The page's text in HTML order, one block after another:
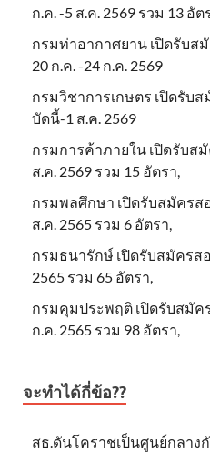
ก.ค. -5 ส.ค. 2569 รวม 13 อัต
กรมท่าอากาศยาน เปิดรับส
20 ก.ค. -24 ก.ค. 2569
กรมวิชาการเกษตร เปิดรับ
บัดนี้-1 ส.ค. 2569
กรมการค้าภายใน เปิดรับส
ส.ค. 2569 รวม 15 อัตรา,
กรมพลศึกษา เปิดรับสมัครส
ส.ค. 2565 รวม 6 อัตรา,
กรมธนารักษ์ เปิดรับสมัครส
2565 รวม 65 อัตรา,
กรมคุมประพฤติ เปิดรับสมั
ก.ค. 2565 รวม 98 อัตรา,
จะทำได้กี่ข้อ??
สธ.ดันโคราชเป็นศูนย์กลาง